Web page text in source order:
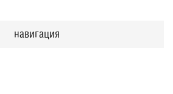
навигация